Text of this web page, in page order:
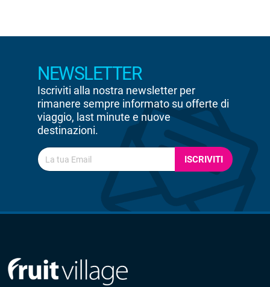
NEWSLETTER
Iscriviti alla nostra newsletter per
rimanere sempre informato su offerte di
viaggio, last minute e nuove
destinazioni.
ISCRIVITI